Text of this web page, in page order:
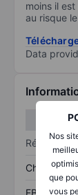
Nos
que
vous
moins il
au risque
Data
Résultats
Chiffre
EBITDA